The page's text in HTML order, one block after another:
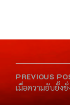
PREVIOUS
เมื่อความยับยั้ง